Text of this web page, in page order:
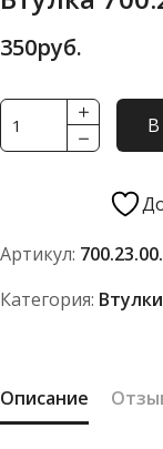
350руб.
Количество
товара
700.23.00.083-
(суппорт)
В
Артикул:
Категория: Втулки
Описание